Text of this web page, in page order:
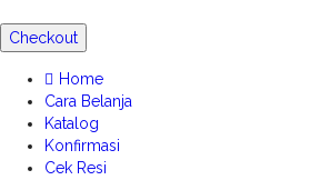
Checkout
Home
Cara Belanja
Katalog
Konfirmasi
Cek Resi